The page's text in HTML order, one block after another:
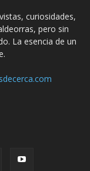
curiosidades,
pero sin
La esencia de un